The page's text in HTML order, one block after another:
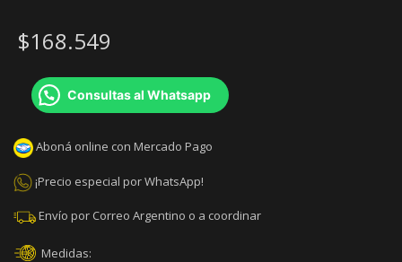
$168.549
Consultas al Whatsapp
Aboná online con Mercado Pago
¡Precio especial por WhatsApp!
Envío por Correo Argentino o a coordinar
Medidas: